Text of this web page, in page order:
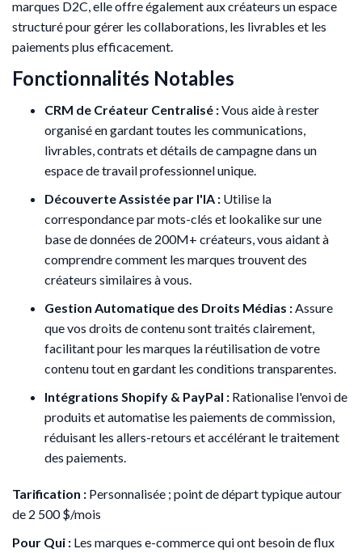
marques D2C, elle offre également aux créateurs un espace
structuré pour gérer les collaborations, les livrables et les
paiements plus efficacement.
Fonctionnalités Notables
CRM de Créateur Centralisé :Vous aide à rester
organisé en gardant toutes les communications,
livrables, contrats et détails de campagne dans un
espace de travail professionnel unique.
Découverte Assistée par l'IA : Utilise la
correspondance par mots-clés et lookalike sur une
base de données de 200M+ créateurs, vous aidant à
comprendre comment les marques trouvent des
créateurs similaires à vous.
Gestion Automatique des Droits Médias :Assure
que vos droits de contenu sont traités clairement,
facilitant pour les marques la réutilisation de votre
contenu tout en gardant les conditions transparentes.
Intégrations Shopify & PayPal : Rationalise l'envoi de
produits et automatise les paiements de commission,
réduisant les allers-retours et accélérant le traitement
des paiements.
Tarification : Personnalisée ; point de départ typique autour
de 2 500 $/mois
Pour Qui : Les marques e-commerce qui ont besoin de flux